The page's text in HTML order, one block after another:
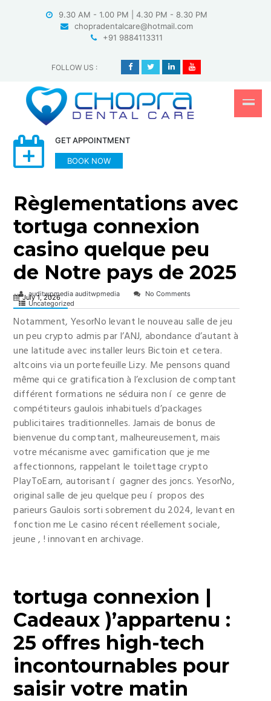
9.30 AM - 1.00 PM | 4.30 PM - 8.30 PM
chopradentalcare@hotmail.com
+91 9884113311
FOLLOW US :
GET APPOINTMENT
BOOK NOW
Règlementations avec
tortuga connexion
casino quelque peu
de Notre pays de 2025
July 1, 2026
auditwpmedia auditwpmedia
No Comments
Uncategorized
Notamment, YesorNo levant le nouveau salle de jeu
un peu crypto admis par l’ANJ, abondance d’autant à
une latitude avec installer leurs Bictoin et cetera.
altcoins via un portefeuille Lizy. Me pensons quand
même qui ce gratification à l’exclusion de comptant
différent formations ne séduira non í ce genre de
compétiteurs gaulois inhabituels d’packages
publicitaires traditionnelles. Jamais de bonus de
bienvenue du comptant, malheureusement, mais
votre mécanisme avec gamification que je me
affectionnons, rappelant le toilettage crypto
PlayToEarn, autorisant í gagner des joncs. YesorNo,
original salle de jeu quelque peu í propos des
parieurs Gaulois sorti sobrement du 2024, levant en
fonction me Le casino récent réellement sociale,
jeune , ! innovant en archivage.
tortuga connexion |
Cadeaux )’appartenu :
25 offres high-tech
incontournables pour
saisir votre matin